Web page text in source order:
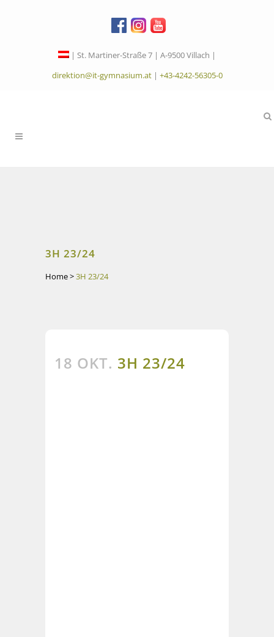
| St. Martiner-Straße 7 | A-9500 Villach |
direktion@it-gymnasium.at| +43-4242-56305-0
3H 23/24
Home>3H 23/24
18 OKT. 3H 23/24